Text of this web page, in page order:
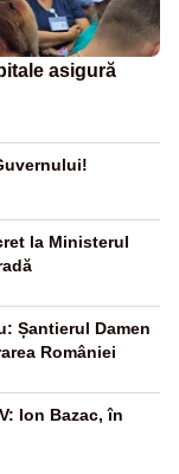
asigură
la Ministerul
Șantierul Damen
României
Ion Bazac, în